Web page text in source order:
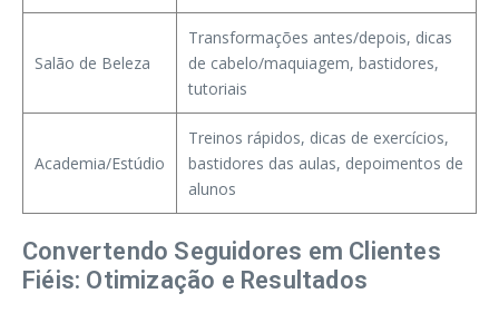
Salão de Beleza
Transformações antes/depois, dicas
de cabelo/maquiagem, bastidores,
tutoriais
Academia/Estúdio
Treinos rápidos, dicas de exercícios,
bastidores das aulas, depoimentos de
alunos
Convertendo Seguidores em Clientes
Fiéis: Otimização e Resultados